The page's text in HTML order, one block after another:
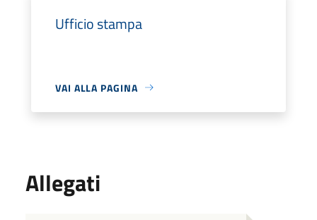
Ufficio stampa
VAI ALLA PAGINA
Allegati